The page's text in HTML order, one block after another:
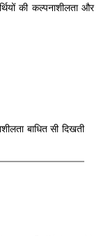
की कल्पनाशीलता और
बाधित सी दिखती